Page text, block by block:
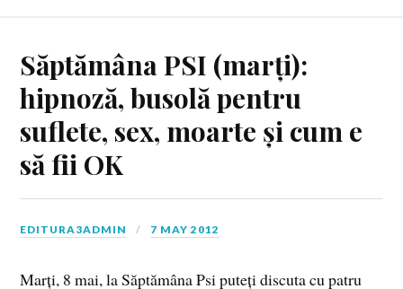
Săptămâna PSI (marți):
hipnoză, busolă pentru
suflete, sex, moarte și cum e
să fii OK
EDITURA3ADMIN 7 MAY 2012
Marți, 8 mai, la Săptămâna Psi puteți discuta cu patru